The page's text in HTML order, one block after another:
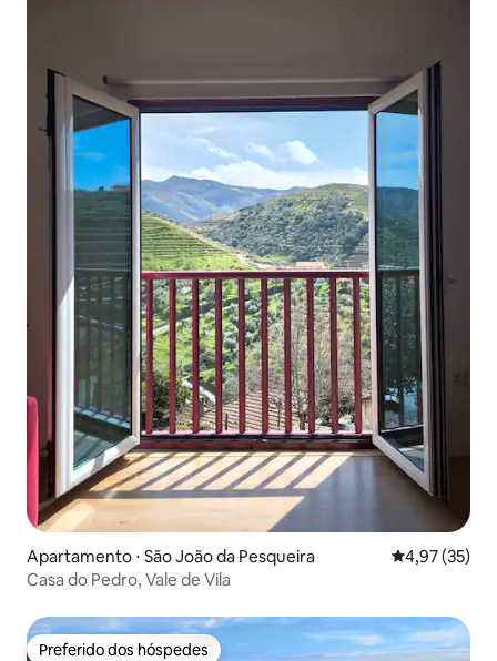
Apartamento ⋅ São João da Pesqueira 4,97 de uma
4,97 (35)
Casa do Pedro, Vale de Vila
Preferido dos hóspedes